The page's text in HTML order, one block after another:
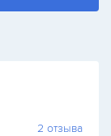
2 отзыва